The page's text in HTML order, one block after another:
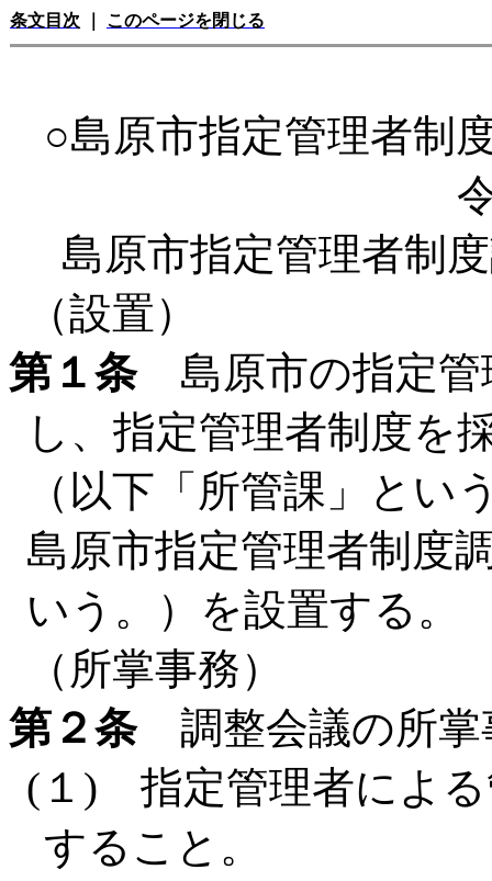
条文目次 このページを閉じる
○島原市指定管理者制
島原市指定管理者制
（設置）
第１条島原市の指定管
し、指定管理者制度を
（以下「所管課」とい
島原市指定管理者制度
いう。）を設置する。
（所掌事務）
第２条調整会議の所掌
(１) 指定管理者による
すること。